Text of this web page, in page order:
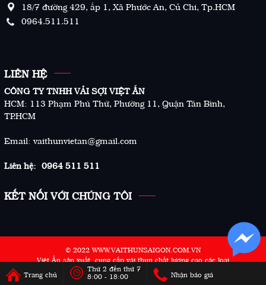
18/7 đường 429, ấp 1, Xã Phước An, Củ Chi, Tp.HCM
0964.511.511
LIÊN HỆ
CÔNG TY TNHH VẢI SỢI VIỆT ẤN
HCM: 113 Phạm Phú Thứ, Phường 11, Quận Tân Bình,
TP.HCM
Email: vaithunvietan@gmail.com
Liên hệ: 0964 511 511
KẾT NỐI VỚI CHÚNG TÔI
© 2022 WWW.VAITHUNSAIGON.COM.VN
Việt Ấn sản xuất, cung cấp vải thun chất lượng cao các loại
Designed by Ketnoiviet.net
Trang chủ
Thứ 2 đến thứ 7
8:00 - 18:00
Nhận báo giá